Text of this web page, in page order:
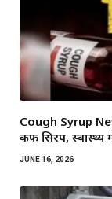
Cough Syrup
कफ सिरप, स्वास्थ्य
JUNE 16, 2026